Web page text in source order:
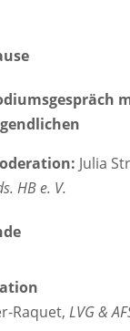
Julia
HB e. V.
Raquet, LVG &